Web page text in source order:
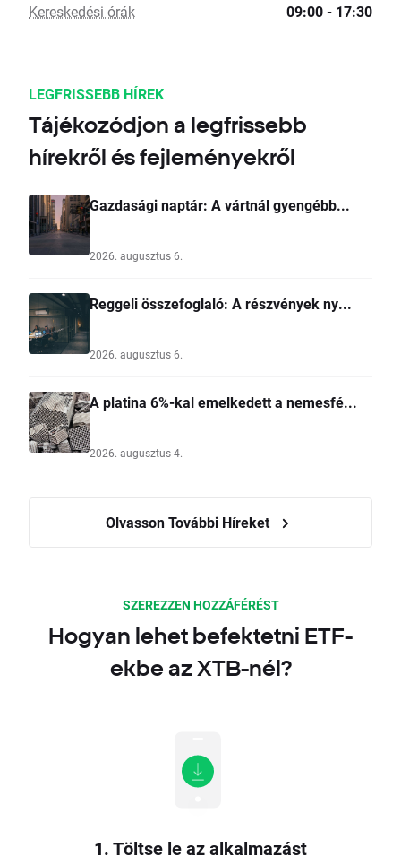
Kereskedési órák 09:00 - 17:30
LEGFRISSEBB HÍREK
Tájékozódjon a legfrissebb
hírekről és fejleményekről
Gazdasági naptár: A vártnál gyengébb...
2026. augusztus 6.
Reggeli összefoglaló: A részvények ny...
2026. augusztus 6.
A platina 6%-kal emelkedett a nemesfé...
2026. augusztus 4.
Olvasson További Híreket
SZEREZZEN HOZZÁFÉRÉST
Hogyan lehet befektetni ETF-
ekbe az XTB-nél?
1. Töltse le az alkalmazást